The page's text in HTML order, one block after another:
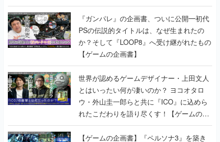
書】
『ガンパレ』の企画書、ついに公開━初代
PSの伝説的タイトルは、なぜ生まれたの
か？そして『LOOP8』へ受け継がれたもの
【ゲームの企画書】
世界が認めるゲームデザイナー・上田文人
とはいったい何が凄いのか？ ヨコオタロ
ウ・外山圭一郎らと共に『ICO』に込めら
れたこだわりを語り尽くす！【ゲームの企
画書】
【ゲームの企画書】『ペルソナ3』を築き